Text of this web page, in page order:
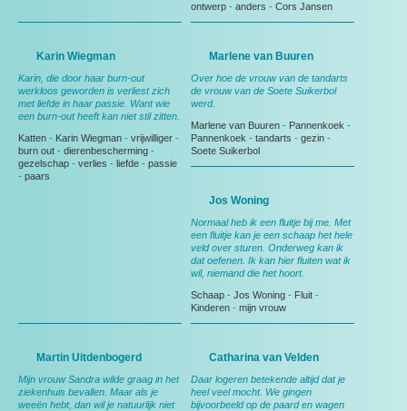
ontwerp - anders - Cors Jansen
Karin Wiegman
Karin, die door haar burn-out
werkloos geworden is verliest zich
met liefde in haar passie. Want wie
een burn-out heeft kan niet stil zitten.
Katten - Karin Wiegman - vrijwilliger -
burn out - dierenbescherming -
gezelschap - verlies - liefde - passie
- paars
Marlene van Buuren
Over hoe de vrouw van de tandarts
de vrouw van de Soete Suikerbol
werd.
Marlene van Buuren - Pannenkoek -
Pannenkoek - tandarts - gezin -
Soete Suikerbol
Jos Woning
Normaal heb ik een fluitje bij me. Met
een fluitje kan je een schaap het hele
veld over sturen. Onderweg kan ik
dat oefenen. Ik kan hier fluiten wat ik
wil, niemand die het hoort.
Schaap - Jos Woning - Fluit -
Kinderen - mijn vrouw
Martin Uitdenbogerd
Mijn vrouw Sandra wilde graag in het
ziekenhuis bevallen. Maar als je
weeën hebt, dan wil je natuurlijk niet
Catharina van Velden
Daar logeren betekende altijd dat je
heel veel mocht. We gingen
bijvoorbeeld op de paard en wagen